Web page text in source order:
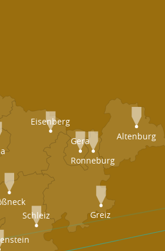
Ronneburg
Greiz
Schleiz
Altenburg
Gera
Eisenberg